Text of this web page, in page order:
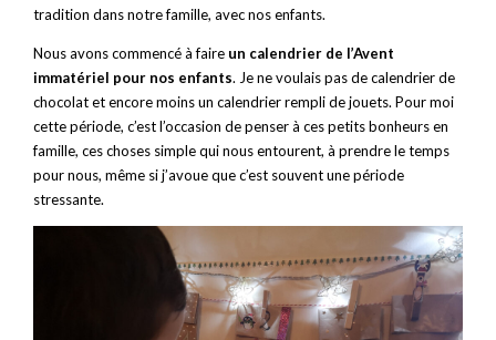
tradition dans notre famille, avec nos enfants.
Nous avons commencé à faire un calendrier de l’Avent
immatériel pour nos enfants. Je ne voulais pas de calendrier de
chocolat et encore moins un calendrier rempli de jouets. Pour moi
cette période, c’est l’occasion de penser à ces petits bonheurs en
famille, ces choses simple qui nous entourent, à prendre le temps
pour nous, même si j’avoue que c’est souvent une période
stressante.